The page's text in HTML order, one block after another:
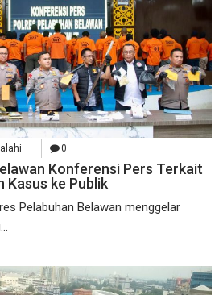
0
Konferensi Pers Terkait
Kasus ke Publik
Pelabuhan Belawan menggelar